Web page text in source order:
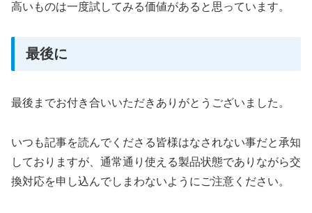
高いものは一度試してみる価値があると思っています。
最後に
最後までお付き合いいただきありがとうございました。
いつも記事を読んでくださる皆様はなされない事だと承知
しておりますが、通常通り使える製品状態でありながら交
換対応を申し込んでしまわないようにご注意ください。